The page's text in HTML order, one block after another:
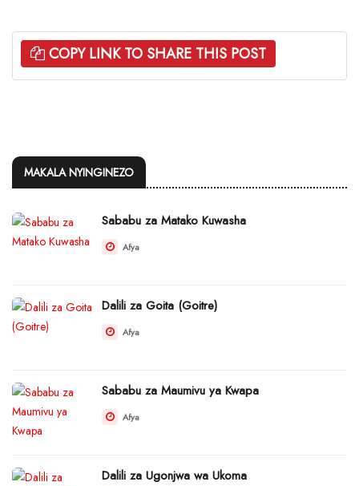
COPY LINK TO SHARE THIS POST
MAKALA NYINGINEZO
Sababu za Matako Kuwasha
Afya
Dalili za Goita (Goitre)
Afya
Sababu za Maumivu ya Kwapa
Afya
Dalili za Ugonjwa wa Ukoma